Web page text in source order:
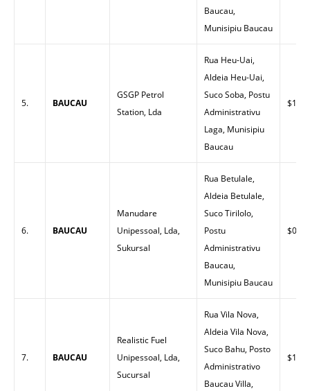
Baucau,
Munisipiu Baucau
5. BAUCAU
GSGP Petrol
Station, Lda
Rua Heu-Uai,
Aldeia Heu-Uai,
Suco Soba, Postu
Administrativu
Laga, Munisipiu
Baucau
$1.50
6. BAUCAU
Manudare
Unipessoal, Lda,
Sukursal
Rua Betulale,
Aldeia Betulale,
Suco Tirilolo,
Postu
Administrativu
Baucau,
Munisipiu Baucau
$0.00
7. BAUCAU
Realistic Fuel
Unipessoal, Lda,
Sucursal
Rua Vila Nova,
Aldeia Vila Nova,
Suco Bahu, Posto
Administrativo
Baucau Villa,
$1.42